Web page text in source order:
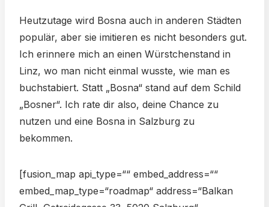
Heutzutage wird Bosna auch in anderen Städten
populär, aber sie imitieren es nicht besonders gut.
Ich erinnere mich an einen Würstchenstand in
Linz, wo man nicht einmal wusste, wie man es
buchstabiert. Statt „Bosna“ stand auf dem Schild
„Bosner“. Ich rate dir also, deine Chance zu
nutzen und eine Bosna in Salzburg zu
bekommen.
[fusion_map api_type=““ embed_address=““
embed_map_type=“roadmap“ address=“Balkan